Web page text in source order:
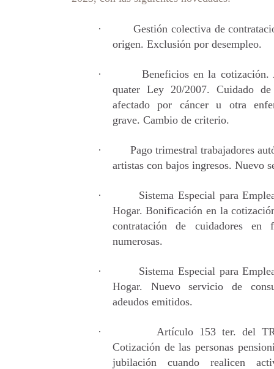
·
Gestión colectiva de
origen. Exclusión por desempleo.
·
Beneficios en la
quater Ley 20/2007. Cuidado
afectado por cáncer u otra
grave. Cambio de criterio.
·
Pago trimestral trabajadores
artistas con bajos ingresos. Nuevo
·
Sistema Especial para
Hogar. Bonificación en la
contratación de cuidadores en
numerosas.
·
Sistema Especial para
Hogar. Nuevo servicio de
adeudos emitidos.
·
Artículo 153 ter. del
Cotización de las personas
jubilación cuando realicen